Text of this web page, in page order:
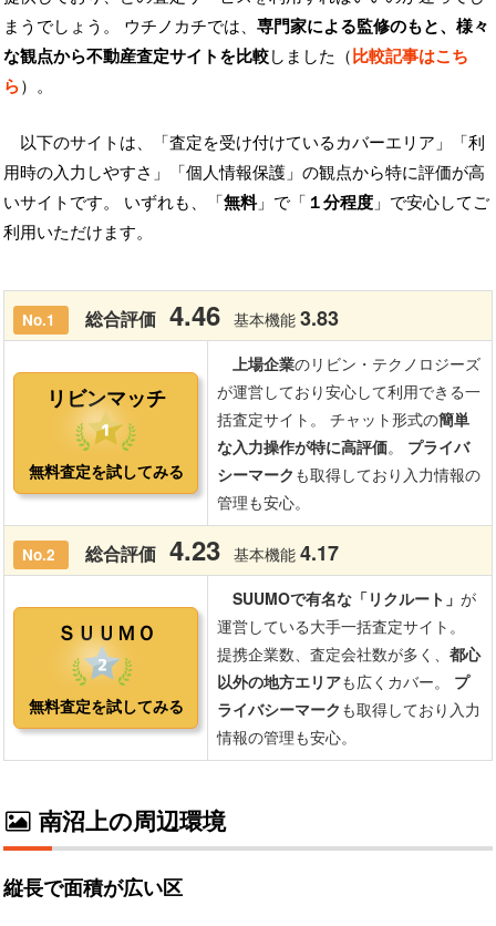
まうでしょう。 ウチノカチでは、 専門家による監修のもと、様々
な観点から不動産査定サイトを比較しました（比較記事はこち
ら）。
以下のサイトは、「査定を受け付けているカバーエリア」「利
用時の入力しやすさ」「個人情報保護」の観点から特に評価が高
いサイトです。 いずれも、「無料」で「 １分程度 」で安心してご
利用いただけます。
南沼上の周辺環境
縦長で面積が広い区